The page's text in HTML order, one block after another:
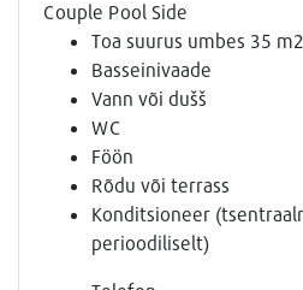
Couple Pool Side
Toa suurus umbes 35 m2
Basseinivaade
Vann või dušš
WC
Föön
Rõdu või terrass
Konditsioneer
perioodiliselt)